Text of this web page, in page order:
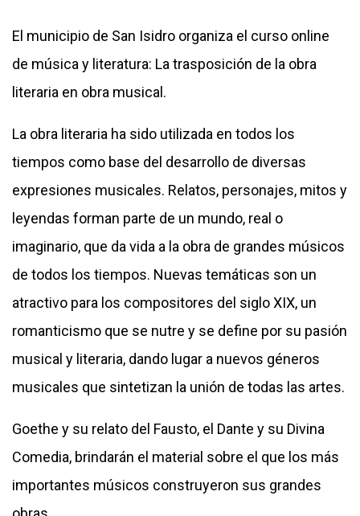
El municipio de San Isidro organiza el curso online
de música y literatura: La trasposición de la obra
literaria en obra musical.
La obra literaria ha sido utilizada en todos los
tiempos como base del desarrollo de diversas
expresiones musicales. Relatos, personajes, mitos y
leyendas forman parte de un mundo, real o
imaginario, que da vida a la obra de grandes músicos
de todos los tiempos. Nuevas temáticas son un
atractivo para los compositores del siglo XIX, un
romanticismo que se nutre y se define por su pasión
musical y literaria, dando lugar a nuevos géneros
musicales que sintetizan la unión de todas las artes.
Goethe y su relato del Fausto, el Dante y su Divina
Comedia, brindarán el material sobre el que los más
importantes músicos construyeron sus grandes